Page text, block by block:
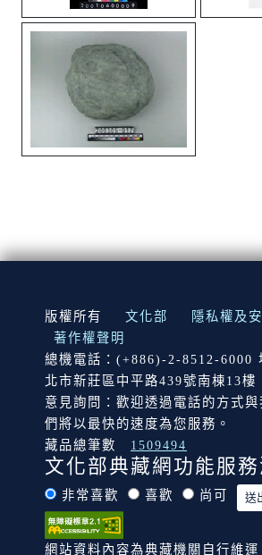
:::
版權所有 文化部
隱私權及
著作權聲明
總機電話：(+886)-2-8512-6000
北市新莊區中平路439號南棟13樓
意見詢問：歡迎透過電話的方式
們將以最快的速度為您服務。
藏品總筆數
1509494
文化部典藏網功能服
非常喜歡 喜歡 尚可
網站資料內容為典藏機關自行維運